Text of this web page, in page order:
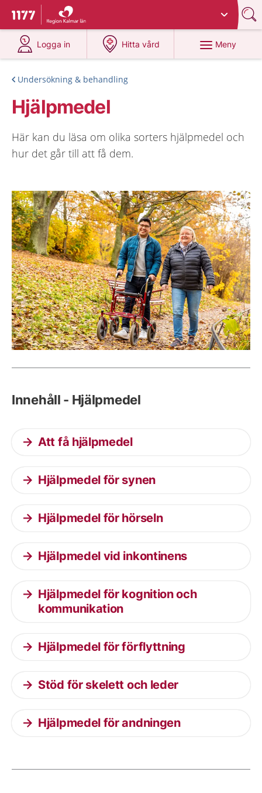
Till startsidan för 1177
Du har valt region
Logga in
på 1177.se
Hitta vård
på 1177.se
Meny
Undersökning & behandling
Hjälpmedel
Här kan du läsa om olika sorters hjälpmedel och
hur det går till att få dem.
Innehåll - Hjälpmedel
Att få hjälpmedel
Hjälpmedel för synen
Hjälpmedel för hörseln
Hjälpmedel vid inkontinens
Hjälpmedel för kognition och
kommunikation
Hjälpmedel för förflyttning
Stöd för skelett och leder
Hjälpmedel för andningen